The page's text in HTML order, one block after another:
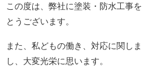
この度は、弊社に塗装・防水工事
とうございます。
また、私どもの働き、対応に関し
し、大変光栄に思います。